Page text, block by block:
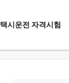
택시운전 자격시험